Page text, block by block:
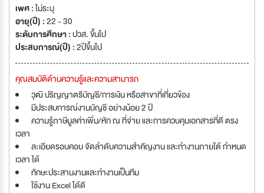
เพศ :ไม่ระบุ
อายุ(ปี) :22 - 30
ระดับการศึกษา :ปวส. ขึ้นไป
ประสบการณ์(ปี) :2ปีขึ้นไป
คุณสมบัติด้านความรู้และความสามารถ
วุฒิ ปริญญาตรีบัญชี/การเงิน หรือสาขาที่เกี่ยวข้อง
มีประสบการณ์งานบัญชี อย่างน้อย 2 ปี
ความรู้ภาษีมูลค่าเพิ่ม/หัก ณ ที่จ่าย และการควบคุมเอกสารที่ดี ตรง
เวลา
ละเอียดรอบคอบ จัดลำดับความสำคัญงาน และทำงานภายใต้ กำหนด
เวลา ได้
ทักษะประสานงานและทำงานเป็นทีม
ใช้งาน Excel ได้ดี